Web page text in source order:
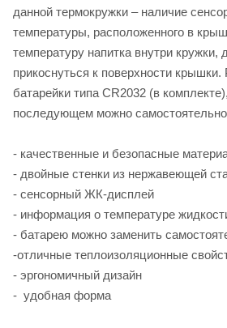
данной термокружки – наличие
температуры, расположенного в
температуру напитка внутри кружки,
прикоснуться к поверхности крышки.
батарейки типа CR2032 (в
последующем можно
- качественные и безопасные
- двойные стенки из нержавеющей
- сенсорный ЖК-дисплей
- информация о температуре
- батарею можно заменить
-отличные теплоизоляционные
- эргономичный дизайн
- удобная форма